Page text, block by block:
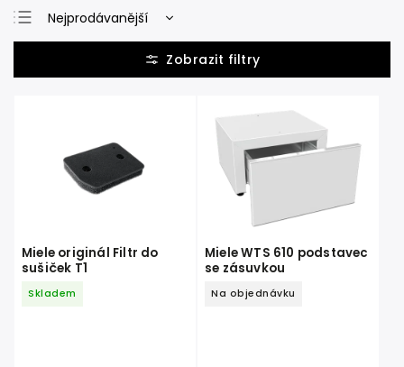
Nejprodávanější
Nejlevnější
Nejdražší
Miele originál Filtr do
sušiček T1
Skladem
Miele WTS 610 podstavec
se zásuvkou
Na objednávku